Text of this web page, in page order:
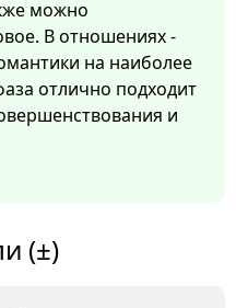
можно
В отношениях -
на наиболее
отлично подходит
и
(±)